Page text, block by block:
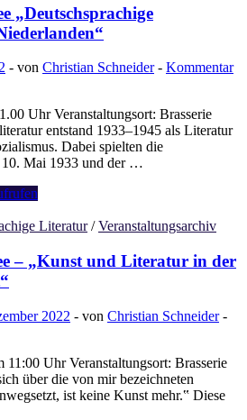
„Deutschsprachige
- von Christian Schneider- Kommentar
Uhr Veranstaltungsort: Brasserie
entstand 1933–1945 als Literatur
Dabei spielten die
10. Mai 1933 und der …
Literatur/Veranstaltungsarchiv
– „Kunst und Literatur in der
2022 - von Christian Schneider-
Uhr Veranstaltungsort: Brasserie
über die von mir bezeichneten
ist keine Kunst mehr.‟ Diese